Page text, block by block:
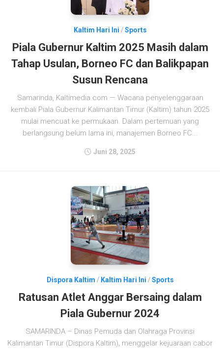
Kaltim Hari Ini /Sports
Piala Gubernur Kaltim 2025 Masih dalam
Tahap Usulan, Borneo FC dan Balikpapan
Susun Rencana
Samarinda, Kaltimedia.com — Wacana penyelenggaraan
kembali Piala Gubernur Kalimantan Timur (Kaltim) tahun 2025
mulai mencuat ke permukaan. Dalam pertemuan yang
berlangsung belum lama ini, manajemen Borneo FC...
Juni 28, 2025
Dispora Kaltim / Kaltim Hari Ini /Sports
Ratusan Atlet Anggar Bersaing dalam
Piala Gubernur 2024
SAMARINDA – Dinas Pemuda dan Olahraga Provinsi
Kalimantan Timur (Dispora Kaltim), menggelar kejuaraan cabor